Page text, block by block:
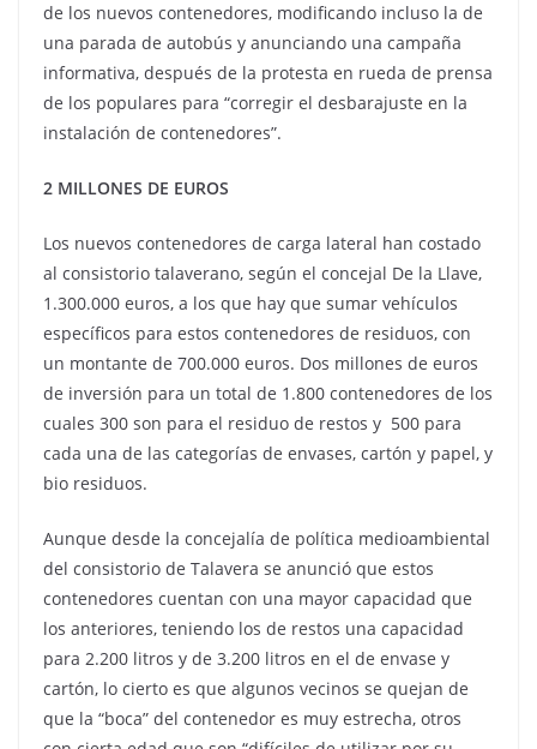
de los nuevos contenedores, modificando incluso la de
una parada de autobús y anunciando una campaña
informativa, después de la protesta en rueda de prensa
de los populares para “corregir el desbarajuste en la
instalación de contenedores”.
2 MILLONES DE EUROS
Los nuevos contenedores de carga lateral han costado
al consistorio talaverano, según el concejal De la Llave,
1.300.000 euros, a los que hay que sumar vehículos
específicos para estos contenedores de residuos, con
un montante de 700.000 euros. Dos millones de euros
de inversión para un total de 1.800 contenedores de los
cuales 300 son para el residuo de restos y 500 para
cada una de las categorías de envases, cartón y papel, y
bio residuos.
Aunque desde la concejalía de política medioambiental
del consistorio de Talavera se anunció que estos
contenedores cuentan con una mayor capacidad que
los anteriores, teniendo los de restos una capacidad
para 2.200 litros y de 3.200 litros en el de envase y
cartón, lo cierto es que algunos vecinos se quejan de
que la “boca” del contenedor es muy estrecha, otros